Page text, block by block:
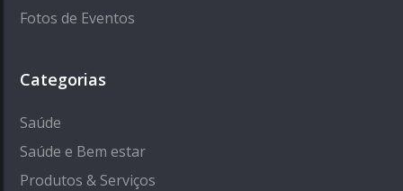
Fotos de Eventos
Categorias
Saúde
Saúde e Bem estar
Produtos & Serviços